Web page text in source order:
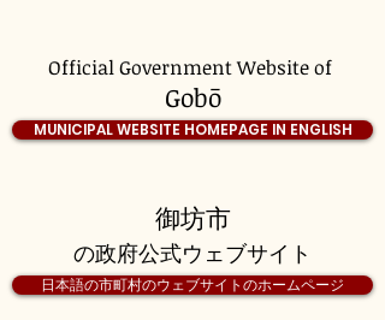
Official Government Website of
Gobō
MUNICIPAL WEBSITE HOMEPAGE IN ENGLISH
御坊市
日本語の市町村のウェブサイトのホームページ
の政府公式ウェブサイト